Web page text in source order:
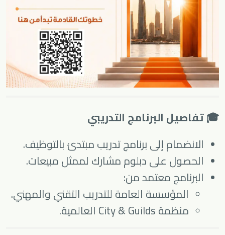
🎓 تفاصيل البرنامج التدريبي
الانضمام إلى برنامج تدريب مبتدئ بالتوظيف.
الحصول على دبلوم مشارك لممثل مبيعات.
البرنامج معتمد من:
المؤسسة العامة للتدريب التقني والمهني.
منظمة City & Guilds العالمية.